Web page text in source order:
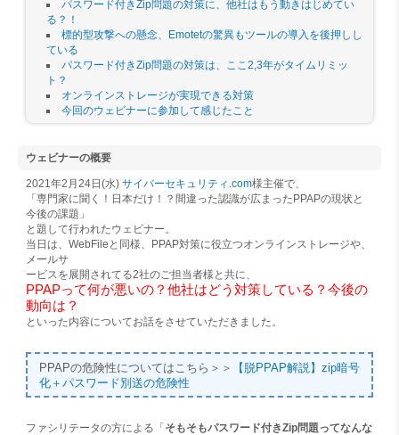
パスワード付きZip問題の対策に、他社はもう動きはじめてい
る？！
標的型攻撃への懸念、Emotetの驚異もツールの導入を後押しし
ている
パスワード付きZip問題の対策は、ここ2,3年がタイムリミッ
ト？
オンラインストレージが実現できる対策
今回のウェビナーに参加して感じたこと
ウェビナーの概要
2021年2月24日(水) サイバーセキュリティ.com様主催で、
「専門家に聞く！日本だけ！？間違った認識が広まったPPAPの現状と
今後の課題」
と題して行われたウェビナー。
当日は、WebFileと同様、PPAP対策に役立つオンラインストレージや、
メールサ
ービスを展開されてる2社のご担当者様と共に、
PPAPって何が悪いの？他社はどう対策している？今後の
動向は？
といった内容についてお話をさせていただきました。
PPAPの危険性についてはこちら＞＞
【脱PPAP解説】zip暗号
化＋パスワード別送の危険性
ファシリテータの方による「 そもそもパスワード付きZip問題ってなんな